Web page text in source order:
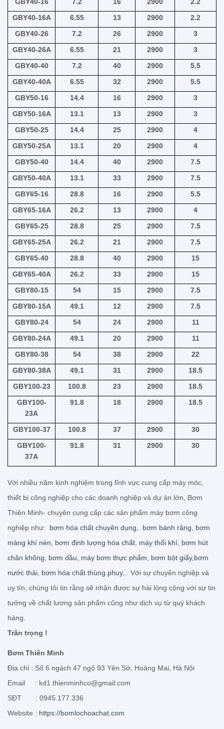
GBY40-16A
6.55 13 2900
2.2
GBY40-26
7.2 26 2900
3
GBY40-26A
6.55 21 2900
3
GBY40-40
7.2 40 2900
5.5
GBY40-40A
6.55 32 2900
5.5
GBY50-16
14.4 16 2900
3
GBY50-16A
13.1 13 2900
3
GBY50-25
14.4 25 2900
4
GBY50-25A
13.1 20 2900
4
GBY50-40
14.4 40 2900
7.5
GBY50-40A
13.1 33 2900
7.5
GBY65-16
28.8 16 2900
5.5
GBY65-16A
26.2 13 2900
4
GBY65-25
28.8 25 2900
7.5
GBY65-25A
26.2 21 2900
7.5
GBY65-40
28.8 40 2900
15
GBY65-40A
26.2 33 2900
15
GBY80-15
54 15 2900
7.5
GBY80-15A
49.1 12 2900
7.5
GBY80-24
54 24 2900
11
GBY80-24A
49.1 20 2900
11
GBY80-38
54 38 2900
22
GBY80-38A
49.1 31 2900
18.5
GBY100-23
100.8 23 2900
18.5
GBY100-
23A
91.8 18 2900 18.5
GBY100-37 100.8 37 2900
30
GBY100-
37A
91.8 31 2900 30
Với nhiều năm kinh nghiệm trong lĩnh vực cung cấp máy móc,
thiết bị công nghiệp cho các doanh nghiệp và dự án lớn, Bơm
Thiên Minh- chuyên cung cấp các sản phẩm máy bơm công
nghiệp như: bơm hóa chất chuyên dụng bơm bánh răng
bơm
màng khí nén
bơm định lượng hóa chất máy thổi khí bơm hút
chân không
bơm dầu máy bơm thực phẩm bơm bột giấy, bơm
nước thải bơm hóa chất thùng phuy,.. Với sự chuyên nghiệp và
uy tín, chúng tôi tin rằng sẽ nhận được sự hài lòng cộng với sự tin
tưởng về chất lượng sản phẩm cũng như dịch vụ từ quý khách
hàng.
Trân trọng !
Bơm Thiên Minh
Địa chỉ : Số 6 ngách 47 ngõ 93 Yên Sở, Hoàng Mai, Hà Nội
Email : kd1.thienminhco@gmail.com
SĐT : 0945.177.336
Website : https://bomlochoachat.com